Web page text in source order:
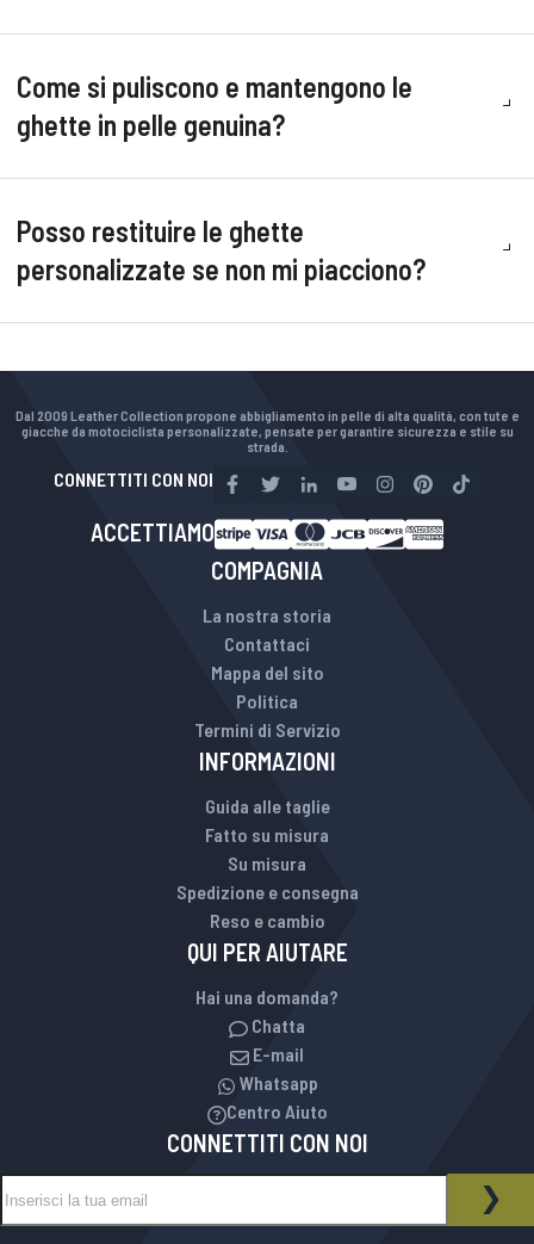
Come si puliscono e mantengono le
ghette in pelle genuina?
Posso restituire le ghette
personalizzate se non mi piacciono?
Dal 2009 Leather Collection propone abbigliamento in pelle di alta qualità, con tute e
giacche da motociclista personalizzate, pensate per garantire sicurezza e stile su
strada.
CONNETTITI CON NOI
ACCETTIAMO
COMPAGNIA
La nostra storia
Contattaci
Mappa del sito
Politica
Termini di Servizio
INFORMAZIONI
Guida alle taglie
Fatto su misura
Su misura
Spedizione e consegna
Reso e cambio
QUI PER AIUTARE
Hai una domanda?
Chatta
E-mail
Whatsapp
Centro Aiuto
CONNETTITI CON NOI
NEWSLETTER